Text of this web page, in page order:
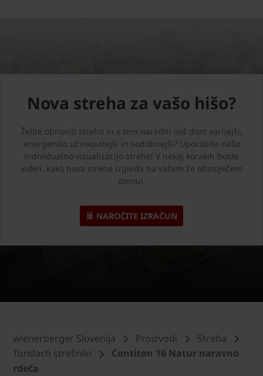
Nova streha za vašo hišo?
Želite obnoviti streho in s tem narediti vaš dom varnejši,
energetsko učinkovitejši in sodobnejši? Uporabite našo
individualno vizualizacijo strehe! V nekaj korakih boste
videli, kako nova streha izgleda na vašem že obstoječem
domu!
NAROČITE IZRAČUN
wienerberger Slovenija Proizvodi
Streha
Tondach strešniki
Contiton 16 Natur naravno
rdeča